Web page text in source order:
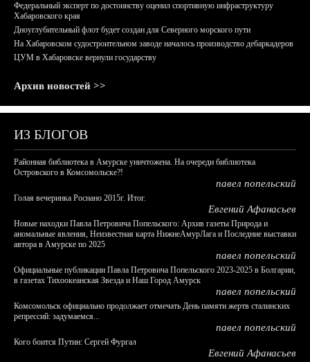
Федеральный эксперт по достоинству оценил спортивную инфраструктуру
Хабаровского края
Дноуглубительный флот будет создан для Северного морского пути
На Хабаровском судостроительном заводе началось производство дебаркадеров
ЦУМ в Хабаровске вернули государству
Архив новостей >>
ИЗ БЛОГОВ
Районная библиотека в Амурске уничтожена. На очереди библиотека
Островского в Комсомольске?!
павел попельский
Голая вечеринка Роснано 2015г. Итог.
Евгений Афанасьев
Новые находки Павла Петровича Попельского: Архив газеты Природа и
аномальные явления, Неизвестная карта НижнеАмурЛага и Последние выставки
автора в Амурске по 2025
павел попельский
Официальные публикации Павла Петровича Попельского 2023-2025 в Болгарии,
в газетах Тихоокеанская Звезда и Наш Город Амурск
павел попельский
Комсомольск официально продолжает отмечать День памяти жертв сталинских
репрессий: задумаемся...
павел попельский
Кого боится Путин: Сергей Фургал
Евгений Афанасьев